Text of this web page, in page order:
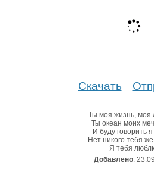
Скачать
Ты моя жизнь, моя
Ты океан моих
И буду говорить
Нет никого тебя
Я тебя
Добавлено: